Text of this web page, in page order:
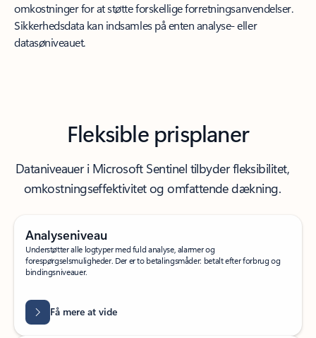
omkostninger for at støtte forskellige forretningsanvendelser.
Sikkerhedsdata kan indsamles på enten analyse- eller
datasøniveauet.
Fleksible prisplaner
Dataniveauer i Microsoft Sentinel tilbyder fleksibilitet,
omkostningseffektivitet og omfattende dækning.
Analyseniveau
Understøtter alle logtyper med fuld analyse, alarmer og
forespørgselsmuligheder. Der er to betalingsmåder: betalt efter forbrug og
bindingsniveauer.
Få mere at vide